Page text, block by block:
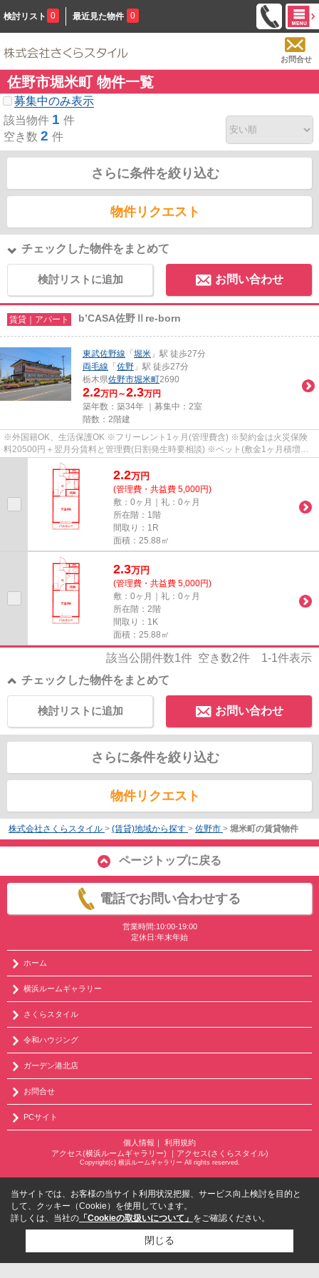
検討リスト 0 最近見た物件 0
お問合せ
佐野市堀米町 物件一覧
募集中のみ表示
該当物件 1 件
空き数 2 件
さらに条件を絞り込む
物件リクエスト
チェックした物件をまとめて
検討リストに追加 お問い合わせ
賃貸｜アパート b’CASA佐野Ⅱre-born
東武佐野線 「 堀米 」駅 徒歩27分
両毛線 「 佐野 」駅 徒歩27分
栃木県佐野市堀米町2690
2.2万円～2.3万円
築年数：築34年 ｜募集中： 2室
階数：2階建
※外国籍OK、生活保護OK ※フリーレント1ヶ月(管理費含) ※契約金は火災保険
料20500円＋翌月分賃料と管理費(日割発生時要相談) ※ペット(敷金1ヶ月積増償
却) ※鍵(任意):33000円 ※外国籍:賃...
2.2万円
(管理費・共益費 5,000円)
敷：0ヶ月｜礼：0ヶ月
所在階：1階
間取り：1R
面積：25.88㎡
2.3万円
(管理費・共益費 5,000円)
敷：0ヶ月｜礼：0ヶ月
所在階：2階
間取り：1K
面積：25.88㎡
該当公開件数1件 空き数2件 1-1件表示
チェックした物件をまとめて
お問い合わせ
検討リストに追加
さらに条件を絞り込む
物件リクエスト
株式会社さくらスタイル > (賃貸)地域から探す > 佐野市 > 堀米町の賃貸物件
ページトップに戻る
電話でお問い合わせする
営業時間:10:00-19:00
定休日:年末年始
ホーム
横浜ルームギャラリー
さくらスタイル
令和ハウジング
ガーデン港北店
お問合せ
PCサイト
個人情報 ｜ 利用規約
アクセス(横浜ルームギャラリー) ｜ アクセス(さくらスタイル)
Copyright(c) 横浜ルームギャラリー All rights reserved.
当サイトでは、お客様の当サイト利用状況把握、サービス向上検討を目的と
して、クッキー（Cookie）を使用しています。
詳しくは、当社の 「Cookieの取扱いについて」 をご確認ください。
閉じる